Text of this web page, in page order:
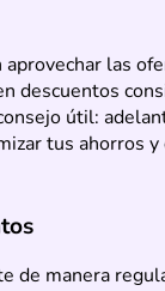
las
descuentos
útil:
tus ahorros y
de manera